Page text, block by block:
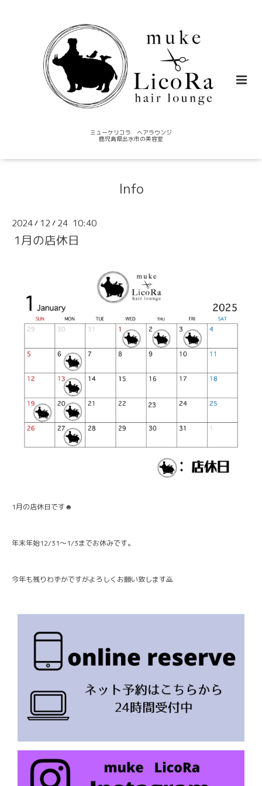
ミューケリコラ ヘアラウンジ
鹿児島県出水市の美容室
Info
2024/ 12 / 24 10:40
1月の店休日
1月の店休日です☻
年末年始12/31〜1/3までお休みです。
今年も残りわずかですがよろしくお願い致します🙇